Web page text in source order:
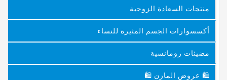
منتجات السعادة الزوجية
أكسسوارات الجسم المثيرة للنساء
مضيئات رومانسية
🛍 عروض المازن 🛍